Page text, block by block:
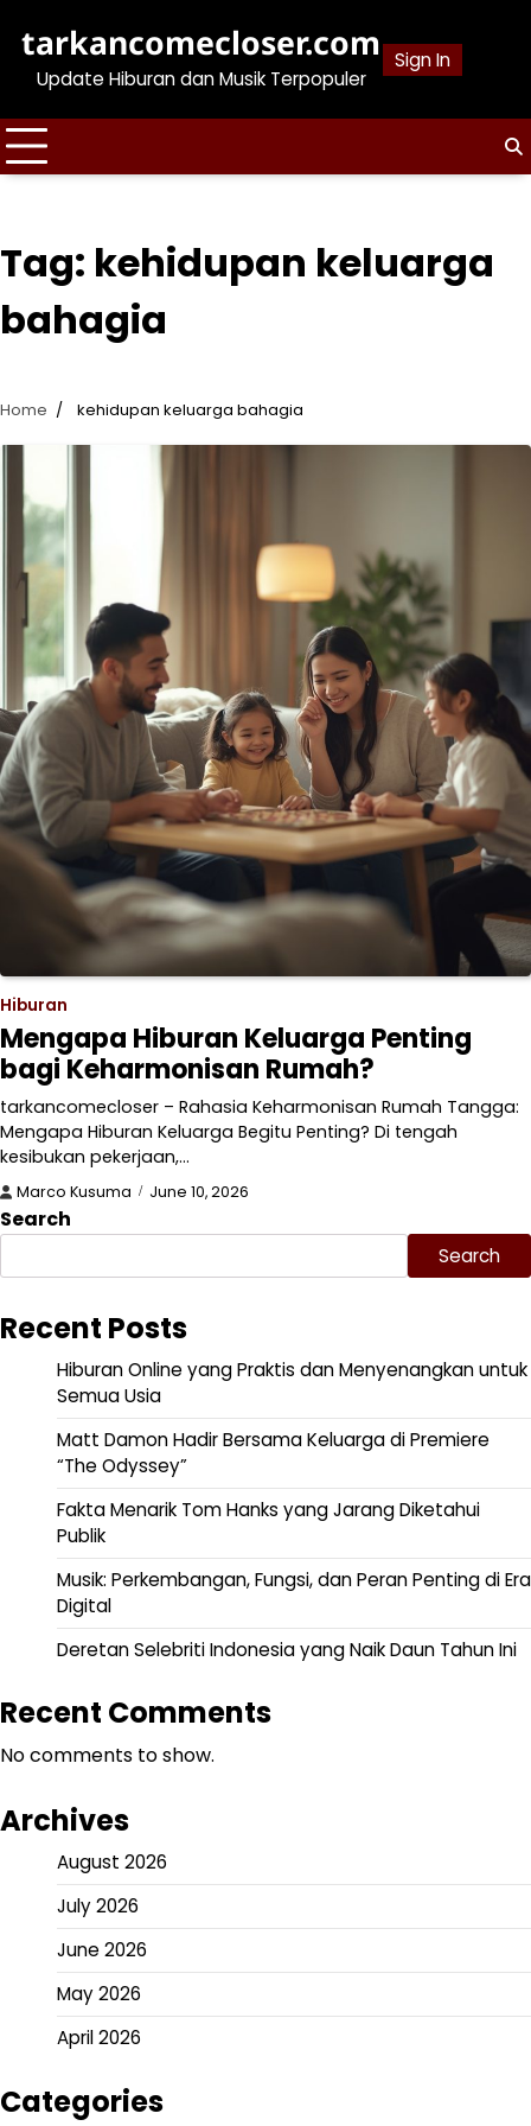
content
tarkancomecloser.com
Update Hiburan dan Musik Terpopuler
Sign In
Tag: kehidupan keluarga
bahagia
Home kehidupan keluarga bahagia
Hiburan
Mengapa Hiburan Keluarga Penting
bagi Keharmonisan Rumah?
tarkancomecloser – Rahasia Keharmonisan Rumah Tangga:
Mengapa Hiburan Keluarga Begitu Penting? Di tengah
kesibukan pekerjaan,…
Marco Kusuma June 10, 2026
Search
Search
Recent Posts
Hiburan Online yang Praktis dan Menyenangkan untuk
Semua Usia
Matt Damon Hadir Bersama Keluarga di Premiere
“The Odyssey”
Fakta Menarik Tom Hanks yang Jarang Diketahui
Publik
Musik: Perkembangan, Fungsi, dan Peran Penting di Era
Digital
Deretan Selebriti Indonesia yang Naik Daun Tahun Ini
Recent Comments
No comments to show.
Archives
August 2026
July 2026
June 2026
May 2026
April 2026
Categories